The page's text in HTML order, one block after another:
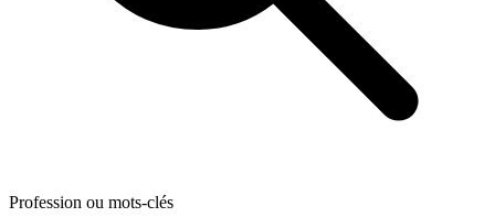
Profession ou mots-clés